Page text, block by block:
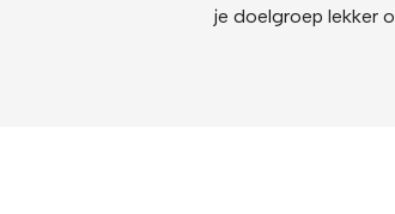
je doelgroep lekker